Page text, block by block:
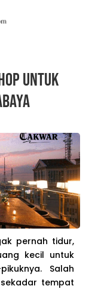
untuk
pernah tidur,
kecil untuk
Salah
tempat